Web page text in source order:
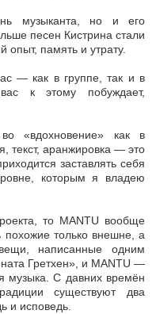
музыканта, но и его
песен Кистрина стали
опыт, память и утрату.
— как в группе, так и в
к этому побуждает,
«вдохновение» как в
текст, аранжировка — это
заставлять себя
которым я владею
то MANTU вообще
похожие только внешне, а
написанные одним
Гретхен», и MANTU —
музыка. С давних времён
существуют два
и исповедь.